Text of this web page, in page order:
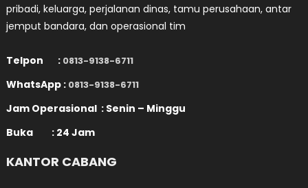
pribadi, keluarga, perjalanan dinas, tamu perusahaan, antar
jemput bandara, dan operasional tim
Telpon : 0813-9138-6711
WhatsApp : 0813-9138-6711
Jam Operasional : Senin – Minggu
Buka : 24 Jam
KANTOR CABANG